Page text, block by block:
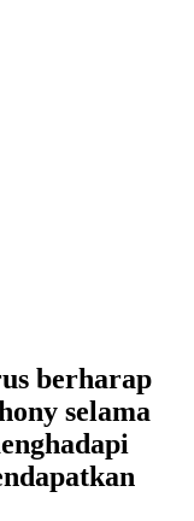
berharap
selama